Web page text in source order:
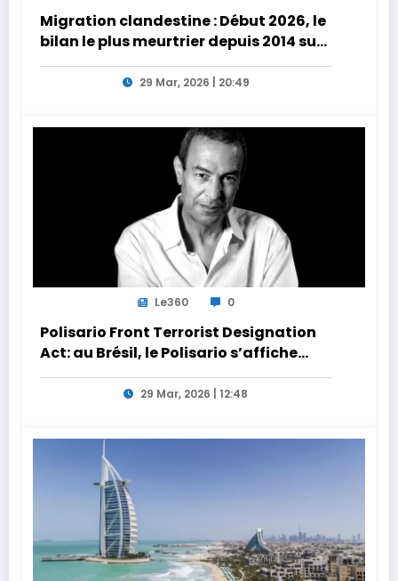
Migration clandestine : Début 2026, le
bilan le plus meurtrier depuis 2014 sur
les côtes de l’Afrique du Nord
29 Mar, 2026 | 20:49
Le360 0
Polisario Front Terrorist Designation
Act: au Brésil, le Polisario s’affiche
dans la nébuleuse pro-Iran
29 Mar, 2026 | 12:48